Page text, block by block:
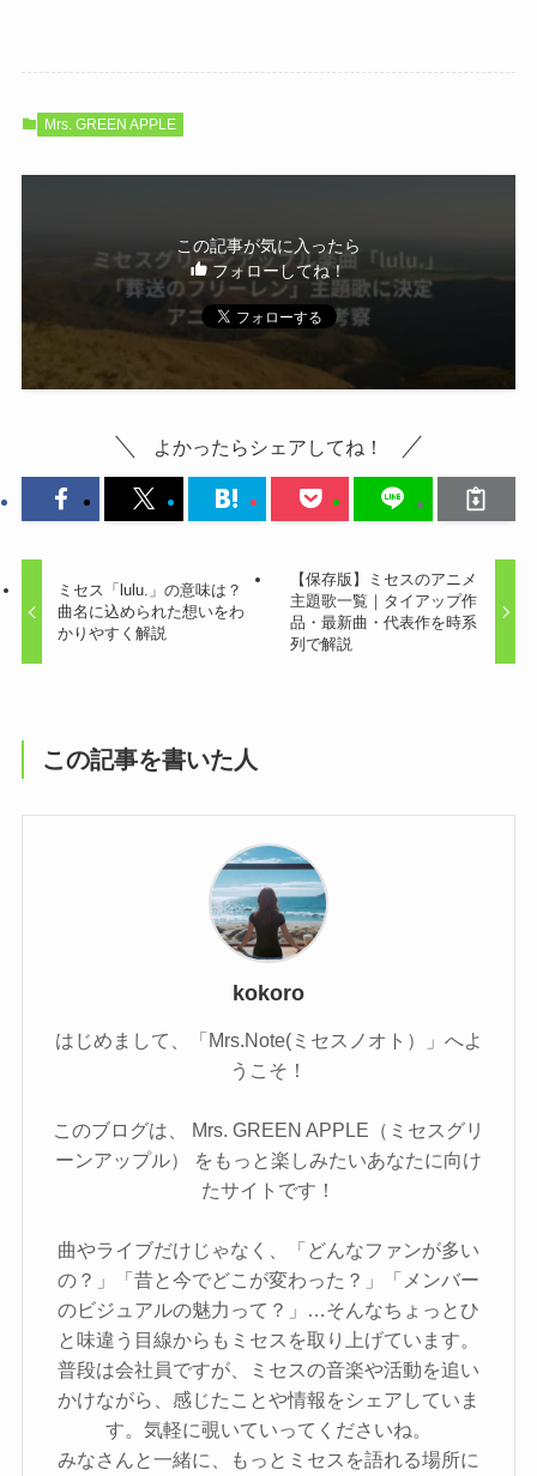
Mrs. GREEN APPLE
この記事が気に入ったら
フォローしてね！
よかったらシェアしてね！
ミセス「lulu.」の意味は？
曲名に込められた想いをわ
かりやすく解説
【保存版】ミセスのアニメ
主題歌一覧｜タイアップ作
品・最新曲・代表作を時系
列で解説
この記事を書いた人
kokoro
はじめまして、「Mrs.Note(ミセスノオト）」へよ
うこそ！
このブログは、 Mrs. GREEN APPLE（ミセスグリ
ーンアップル） をもっと楽しみたいあなたに向け
たサイトです！
曲やライブだけじゃなく、「どんなファンが多い
の？」「昔と今でどこが変わった？」「メンバー
のビジュアルの魅力って？」…そんなちょっとひ
と味違う目線からもミセスを取り上げています。
普段は会社員ですが、ミセスの音楽や活動を追い
かけながら、感じたことや情報をシェアしていま
す。気軽に覗いていってくださいね。
みなさんと一緒に、もっとミセスを語れる場所に